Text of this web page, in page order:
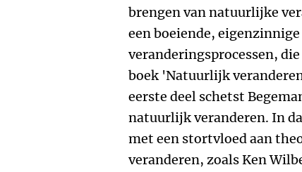
brengen van natuurlijke
een boeiende,
veranderingsprocessen,
boek 'Natuurlijk
eerste deel schetst
natuurlijk veranderen. In
met een stortvloed aan
veranderen, zoals Ken